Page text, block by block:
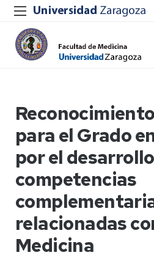
para el Grado
por el
competencias
relacionadas
Medicina